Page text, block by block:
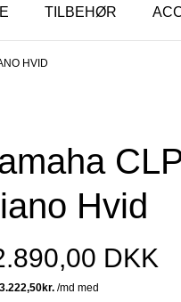
TILBEHØR
HVID
Hvid
DKK